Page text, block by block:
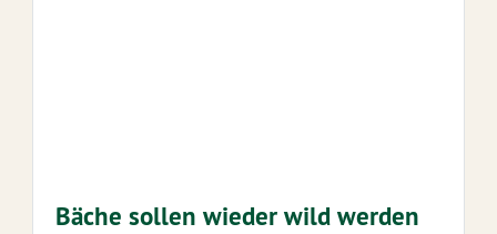
Bäche sollen wieder wild werden